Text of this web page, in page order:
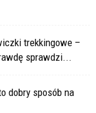
trekkingowe –
sprawdzi...
dobry sposób na